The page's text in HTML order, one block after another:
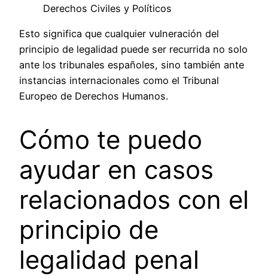
Derechos Civiles y Políticos
Esto significa que cualquier vulneración del
principio de legalidad puede ser recurrida no solo
ante los tribunales españoles, sino también ante
instancias internacionales como el Tribunal
Europeo de Derechos Humanos.
Cómo te puedo
ayudar en casos
relacionados con el
principio de
legalidad penal